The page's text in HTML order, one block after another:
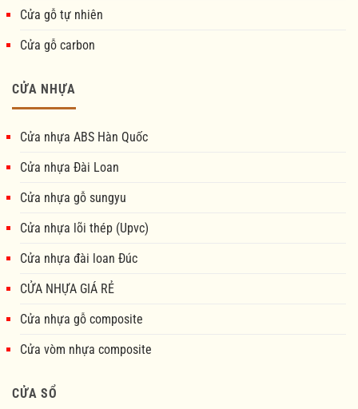
Cửa gỗ tự nhiên
Cửa gỗ carbon
CỬA NHỰA
Cửa nhựa ABS Hàn Quốc
Cửa nhựa Đài Loan
Cửa nhựa gỗ sungyu
Cửa nhựa lõi thép (Upvc)
Cửa nhựa đài loan Đúc
CỬA NHỰA GIÁ RẺ
Cửa nhựa gỗ composite
Cửa vòm nhựa composite
CỬA SỔ